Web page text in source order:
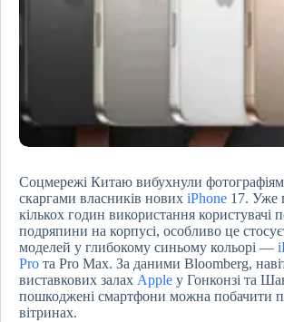
Соцмережі Китаю вибухнули
скаргами власників нових iPhone 17. Уже
кількох годин використання користувачі
подряпини на корпусі, особливо це
моделей у глибокому синьому кольорі —
Pro та Pro Max. За даними Bloomberg,
виставкових залах Apple у Гонконзі та
пошкоджені смартфони можна побачити
вітринах.